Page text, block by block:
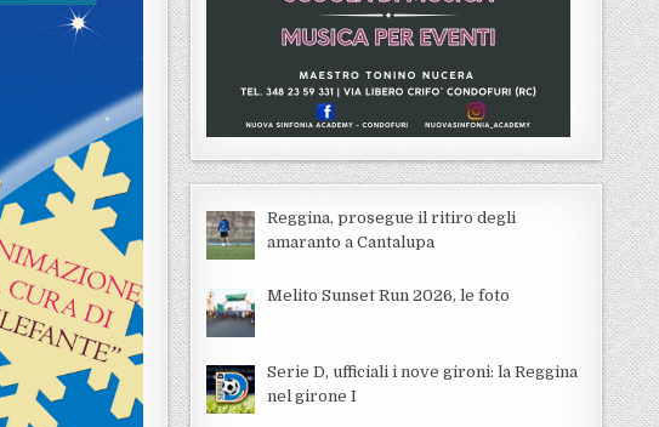
Reggina, prosegue il ritiro degli
amaranto a Cantalupa
Melito Sunset Run 2026, le foto
Serie D, ufficiali i nove gironi: la Reggina
nel girone I